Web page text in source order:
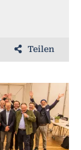
Teilen